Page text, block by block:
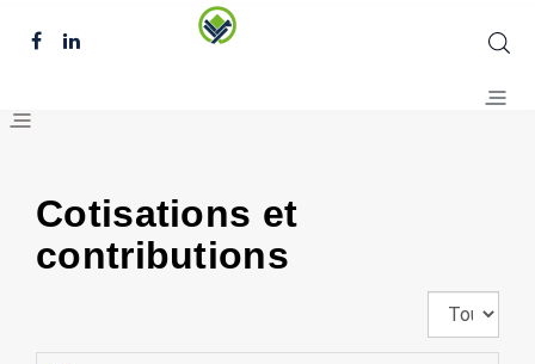
Cotisations et
contributions
Affichage
#